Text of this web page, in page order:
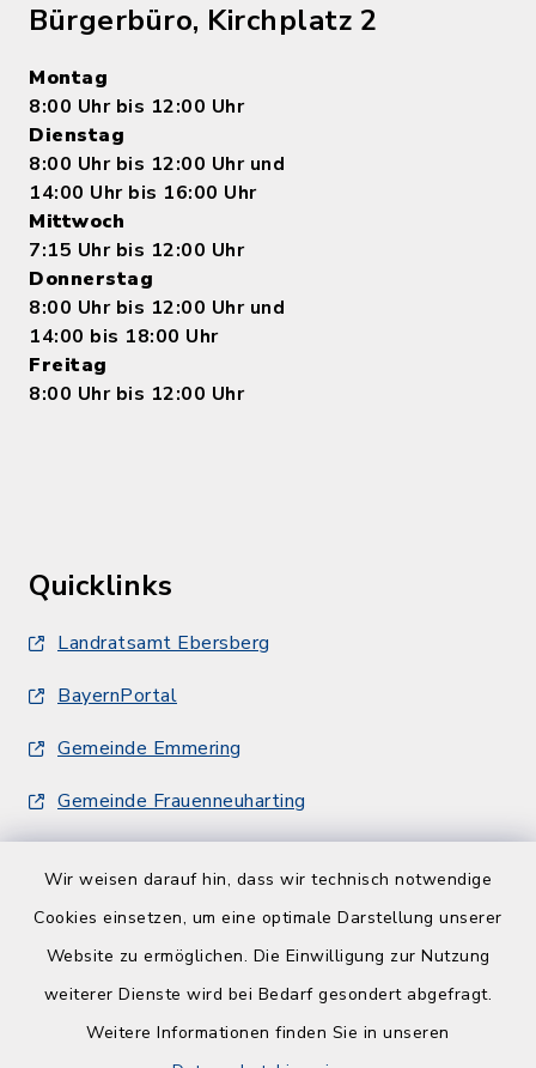
Wir weisen darauf hin, dass wir technisch notwendige
Cookies einsetzen, um eine optimale Darstellung unserer
Website zu ermöglichen. Die Einwilligung zur Nutzung
weiterer Dienste wird bei Bedarf gesondert abgefragt.
Weitere Informationen finden Sie in unseren
Bürgerbüro, Kirchplatz 2
Montag
8:00 Uhr bis 12:00 Uhr
Dienstag
8:00 Uhr bis 12:00 Uhr und
14:00 Uhr bis 16:00 Uhr
Mittwoch
7:15 Uhr bis 12:00 Uhr
Donnerstag
8:00 Uhr bis 12:00 Uhr und
14:00 bis 18:00 Uhr
Freitag
8:00 Uhr bis 12:00 Uhr
Quicklinks
Landratsamt Ebersberg
BayernPortal
Gemeinde Emmering
Gemeinde Frauenneuharting
Barrierefreiheit